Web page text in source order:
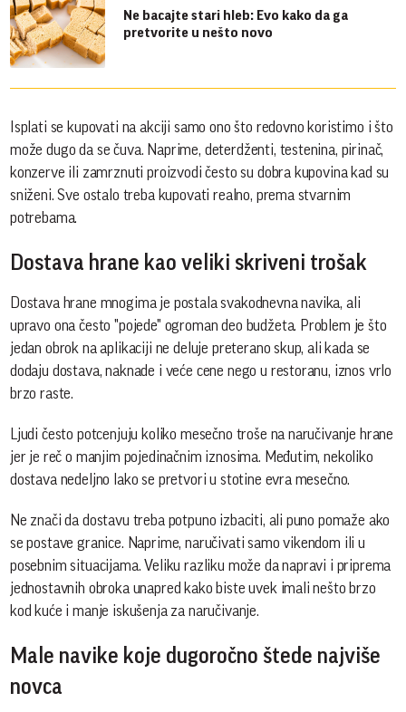
Ne bacajte stari hleb: Evo kako da ga
pretvorite u nešto novo
Isplati se kupovati na akciji samo ono što redovno koristimo i što
može dugo da se čuva. Naprime, deterdženti, testenina, pirinač,
konzerve ili zamrznuti proizvodi često su dobra kupovina kad su
sniženi. Sve ostalo treba kupovati realno, prema stvarnim
potrebama.
Dostava hrane kao veliki skriveni trošak
Dostava hrane mnogima je postala svakodnevna navika, ali
upravo ona često "pojede" ogroman deo budžeta. Problem je što
jedan obrok na aplikaciji ne deluje preterano skup, ali kada se
dodaju dostava, naknade i veće cene nego u restoranu, iznos vrlo
brzo raste.
Ljudi često potcenjuju koliko mesečno troše na naručivanje hrane
jer je reč o manjim pojedinačnim iznosima. Međutim, nekoliko
dostava nedeljno lako se pretvori u stotine evra mesečno.
Ne znači da dostavu treba potpuno izbaciti, ali puno pomaže ako
se postave granice. Naprime, naručivati samo vikendom ili u
posebnim situacijama. Veliku razliku može da napravi i priprema
jednostavnih obroka unapred kako biste uvek imali nešto brzo
kod kuće i manje iskušenja za naručivanje.
Male navike koje dugoročno štede najviše
novca